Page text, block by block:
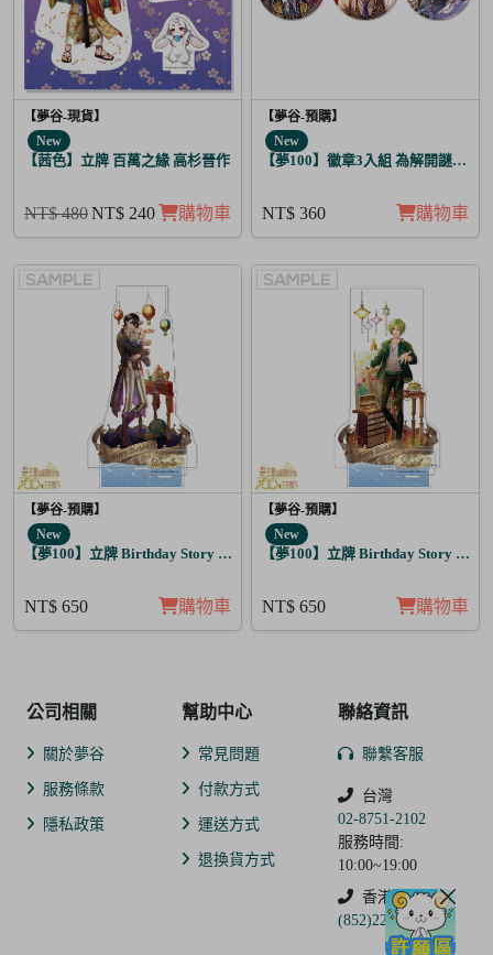
【夢谷-現貨】
New
【茜色】立牌 百萬之緣 高杉晉作
NT$ 480NT$ 240 購物車
【夢谷-預購】
New
【夢100】徽章3入組 為解開謎題的
NT$ 360 購物車
【夢谷-預購】
New
【夢100】立牌 Birthday Story 多羅列 月覺
NT$ 650 購物車
【夢谷-預購】
New
【夢100】立牌 Birthday Story 利德
NT$ 650 購物車
公司相關
關於夢谷
服務條款
隱私政策
幫助中心
常見問題
付款方式
運送方式
退換貨方式
聯絡資訊
聯繫客服
台灣
02-8751-2102
服務時間:
10:00~19:00
香港
(852)2250-9311